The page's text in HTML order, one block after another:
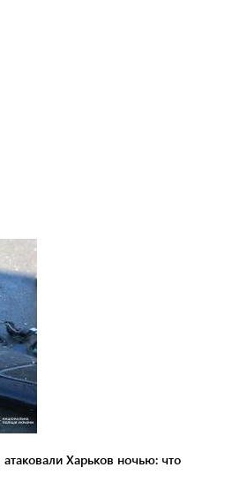
Харьков ночью: что